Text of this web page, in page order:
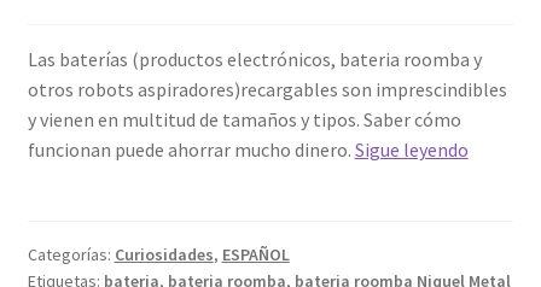
Las baterías (productos electrónicos, bateria roomba y
otros robots aspiradores)recargables son imprescindibles
y vienen en multitud de tamaños y tipos. Saber cómo
funcionan puede ahorrar mucho dinero. Sigue leyendoNuestras
Roomba
Categorías: Curiosidades, ESPAÑOL
Etiquetas: bateria, bateria roomba, bateria roomba Niquel Metal